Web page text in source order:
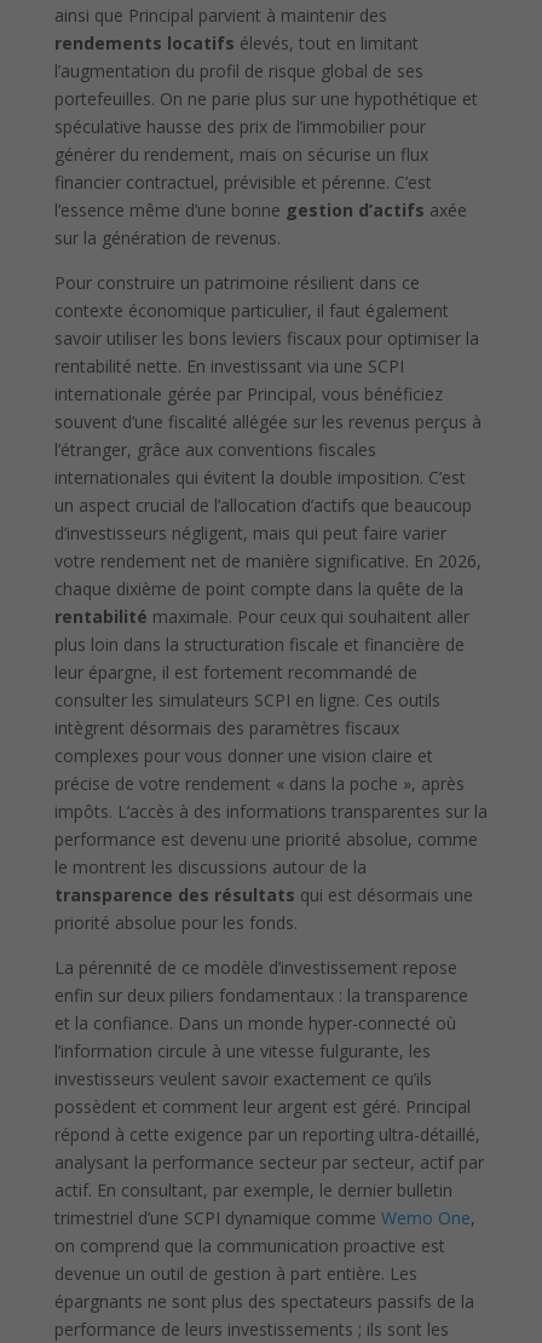
ainsi que Principal parvient à maintenir des
rendements locatifs élevés, tout en limitant
l’augmentation du profil de risque global de ses
portefeuilles. On ne parie plus sur une hypothétique et
spéculative hausse des prix de l’immobilier pour
générer du rendement, mais on sécurise un flux
financier contractuel, prévisible et pérenne. C’est
l’essence même d’une bonne gestion d’actifs axée
sur la génération de revenus.
Pour construire un patrimoine résilient dans ce
contexte économique particulier, il faut également
savoir utiliser les bons leviers fiscaux pour optimiser la
rentabilité nette. En investissant via une SCPI
internationale gérée par Principal, vous bénéficiez
souvent d’une fiscalité allégée sur les revenus perçus à
l’étranger, grâce aux conventions fiscales
internationales qui évitent la double imposition. C’est
un aspect crucial de l’allocation d’actifs que beaucoup
d’investisseurs négligent, mais qui peut faire varier
votre rendement net de manière significative. En 2026,
chaque dixième de point compte dans la quête de la
rentabilité maximale. Pour ceux qui souhaitent aller
plus loin dans la structuration fiscale et financière de
leur épargne, il est fortement recommandé de
consulter les simulateurs SCPI en ligne. Ces outils
intègrent désormais des paramètres fiscaux
complexes pour vous donner une vision claire et
précise de votre rendement « dans la poche », après
impôts. L’accès à des informations transparentes sur la
performance est devenu une priorité absolue, comme
le montrent les discussions autour de la
transparence des résultats qui est désormais une
priorité absolue pour les fonds.
La pérennité de ce modèle d’investissement repose
enfin sur deux piliers fondamentaux : la transparence
et la confiance. Dans un monde hyper-connecté où
l’information circule à une vitesse fulgurante, les
investisseurs veulent savoir exactement ce qu’ils
possèdent et comment leur argent est géré. Principal
répond à cette exigence par un reporting ultra-détaillé,
analysant la performance secteur par secteur, actif par
actif. En consultant, par exemple, le dernier bulletin
trimestriel d’une SCPI dynamique comme Wemo One,
on comprend que la communication proactive est
devenue un outil de gestion à part entière. Les
épargnants ne sont plus des spectateurs passifs de la
performance de leurs investissements ; ils sont les